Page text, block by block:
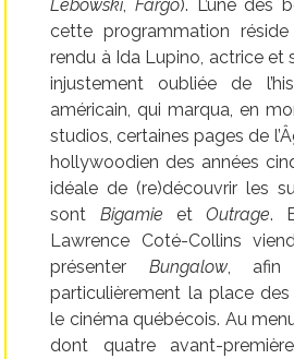
Lebowski, Fargo). L’une des
cette programmation réside
rendu à Ida Lupino, actrice et
injustement oubliée de
américain, qui marqua, en
studios, certaines pages de
hollywoodien des années
idéale de (re)découvrir les
sont Bigamie et Outrage.
Lawrence Coté-Collins
présenter Bungalow, afin
particulièrement la place des
le cinéma québécois. Au
dont quatre avant-